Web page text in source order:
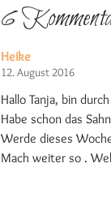
6
Heike
12. August 2016
Hallo Tanja, bin
Habe schon das
Werde dieses
Mach weiter so .